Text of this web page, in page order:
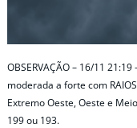
OBSERVAÇÃO – 16/11 21:19
moderada a forte com
Extremo Oeste, Oeste e
199 ou 193.